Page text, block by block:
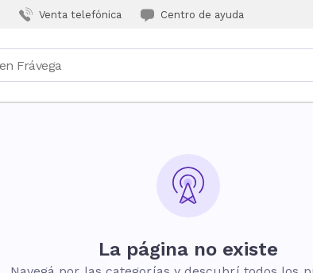
Venta telefónica Centro de ayuda
La página no existe